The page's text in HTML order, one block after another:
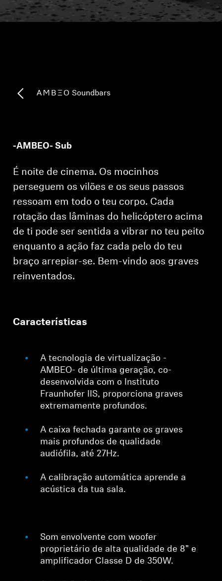
Peças e Acessórios para Auscultadores
Barras de som
AMBEO Soundbars e Subs
Descobre a AMBEO
Peças e Acessórios AMBEO
Explorar
Inovações
Sound Space
-AMBEO- Soundbars
-AMBEO- Sub
É noite de cinema. Os mocinhos
perseguem os vilões e os seus passos
ressoam em todo o teu corpo. Cada
rotação das lâminas do helicóptero acima
de ti pode ser sentida a vibrar no teu peito
enquanto a ação faz cada pelo do teu
braço arrepiar-se. Bem-vindo aos graves
reinventados.
Características
A tecnologia de virtualização -
AMBEO- de última geração, co-
desenvolvida com o Instituto
Fraunhofer IIS, proporciona graves
extremamente profundos.
A caixa fechada garante os graves
mais profundos de qualidade
audiófila, até 27Hz.
A calibração automática aprende a
acústica da tua sala.
Som envolvente com woofer
proprietário de alta qualidade de 8" e
amplificador Classe D de 350W.